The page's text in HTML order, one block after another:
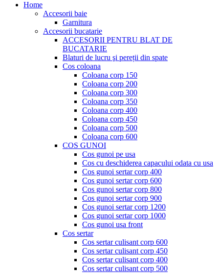
Home
Accesorii baie
Garnitura
Accesorii bucatarie
ACCESORII PENTRU BLAT DE
BUCATARIE
Blaturi de lucru şi pereții din spate
Cos coloana
Coloana corp 150
Coloana corp 200
Coloana corp 300
Coloana corp 350
Coloana corp 400
Coloana corp 450
Coloana corp 500
Coloana corp 600
COS GUNOI
Cos gunoi pe usa
Cos cu deschiderea capacului odata cu usa
Cos gunoi sertar corp 400
Cos gunoi sertar corp 600
Cos gunoi sertar corp 800
Cos gunoi sertar corp 900
Cos gunoi sertar corp 1200
Cos gunoi sertar corp 1000
Cos gunoi usa front
Cos sertar
Cos sertar culisant corp 600
Cos sertar culisant corp 450
Cos sertar culisant corp 400
Cos sertar culisant corp 500